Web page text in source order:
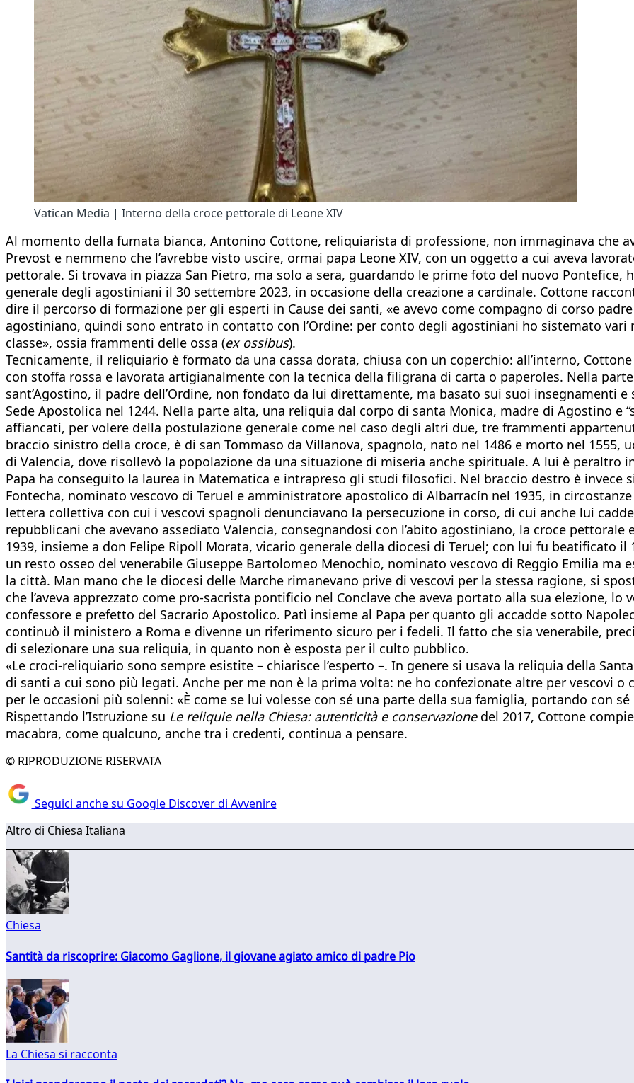
Vatican Media | Interno della croce pettorale di Leone XIV
Al momento della fumata bianca, Antonino Cottone, reliquiarista di professione, non immaginava che
Prevost e nemmeno che l’avrebbe visto uscire, ormai papa Leone XIV, con un oggetto a cui aveva
pettorale. Si trovava in piazza San Pietro, ma solo a sera, guardando le prime foto del nuovo
generale degli agostiniani il 30 settembre 2023, in occasione della creazione a cardinale. Cottone
dire il percorso di formazione per gli esperti in Cause dei santi, «e avevo come compagno di corso
agostiniano, quindi sono entrato in contatto con l’Ordine: per conto degli agostiniani ho sistemato
classe», ossia frammenti delle ossa (ex ossibus).
Tecnicamente, il reliquiario è formato da una cassa dorata, chiusa con un coperchio: all’interno,
con stoffa rossa e lavorata artigianalmente con la tecnica della filigrana di carta o paperoles. Nella
sant’Agostino, il padre dell’Ordine, non fondato da lui direttamente, ma basato sui suoi insegnamenti
Sede Apostolica nel 1244. Nella parte alta, una reliquia dal corpo di santa Monica, madre di Agostino e
affiancati, per volere della postulazione generale come nel caso degli altri due, tre frammenti
braccio sinistro della croce, è di san Tommaso da Villanova, spagnolo, nato nel 1486 e morto nel 1555,
di Valencia, dove risollevò la popolazione da una situazione di miseria anche spirituale. A lui è peraltro
Papa ha conseguito la laurea in Matematica e intrapreso gli studi filosofici. Nel braccio destro è invece
Fontecha, nominato vescovo di Teruel e amministratore apostolico di Albarracín nel 1935, in
lettera collettiva con cui i vescovi spagnoli denunciavano la persecuzione in corso, di cui anche lui
repubblicani che avevano assediato Valencia, consegnandosi con l’abito agostiniano, la croce
1939, insieme a don Felipe Ripoll Morata, vicario generale della diocesi di Teruel; con lui fu beatificato il
un resto osseo del venerabile Giuseppe Bartolomeo Menochio, nominato vescovo di Reggio Emilia ma
la città. Man mano che le diocesi delle Marche rimanevano prive di vescovi per la stessa ragione, si
che l’aveva apprezzato come pro-sacrista pontificio nel Conclave che aveva portato alla sua elezione,
confessore e prefetto del Sacrario Apostolico. Patì insieme al Papa per quanto gli accadde sotto
continuò il ministero a Roma e divenne un riferimento sicuro per i fedeli. Il fatto che sia venerabile,
di selezionare una sua reliquia, in quanto non è esposta per il culto pubblico.
«Le croci-reliquiario sono sempre esistite – chiarisce l’esperto –. In genere si usava la reliquia della
di santi a cui sono più legati. Anche per me non è la prima volta: ne ho confezionate altre per vescovi o
per le occasioni più solenni: «È come se lui volesse con sé una parte della sua famiglia, portando con
Rispettando l’Istruzione su Le reliquie nella Chiesa: autenticità e conservazionedel 2017, Cottone
macabra, come qualcuno, anche tra i credenti, continua a pensare.
© RIPRODUZIONE RISERVATA
Seguici anche su Google Discover di Avvenire
Altro di Chiesa Italiana
Chiesa
Santità da riscoprire: Giacomo Gaglione, il giovane agiato amico di padre Pio
La Chiesa si racconta